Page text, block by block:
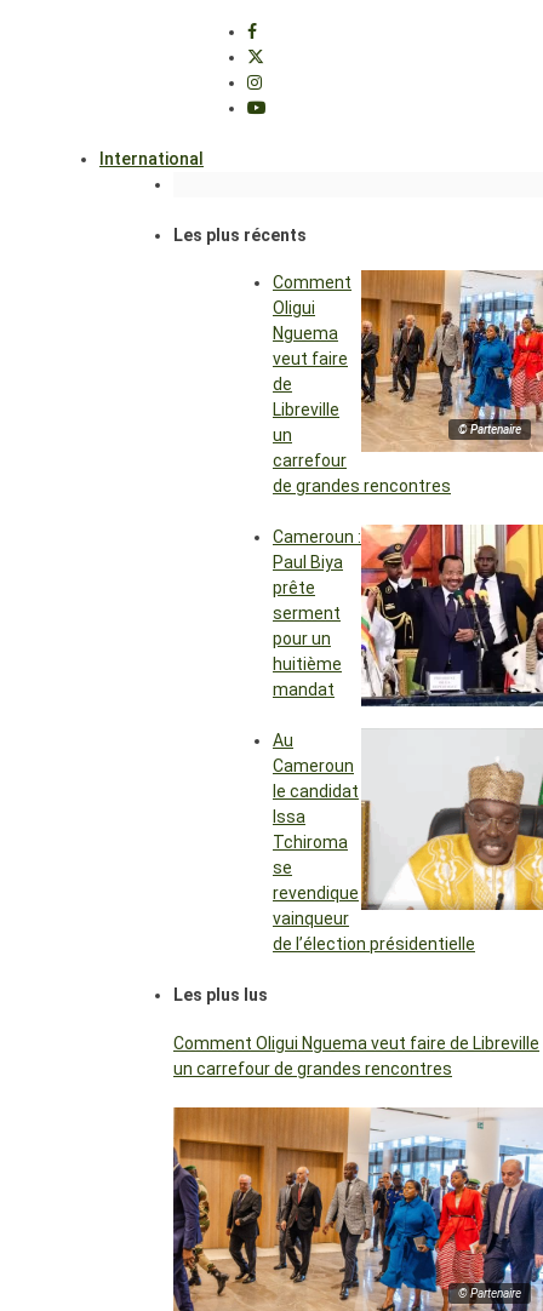
International
Les plus récents
© Partenaire
Comment
Oligui
Nguema
veut faire
de
Libreville
un
carrefour
de grandes rencontres
Cameroun :
Paul Biya
prête
serment
pour un
huitième
mandat
Au
Cameroun
le candidat
Issa
Tchiroma
se
revendique
vainqueur
de l’élection présidentielle
Les plus lus
Comment Oligui Nguema veut faire de Libreville
un carrefour de grandes rencontres
© Partenaire